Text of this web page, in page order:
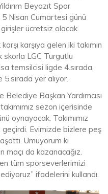
Beyazıt Spor
Nisan Cumartesi günü
ücretsiz olacak.
karşıya gelen iki takımın
skorla LGC Turgutlu
temsilcisi ligde 4.sırada,
yer alıyor.
Başkan Yardımcısı
sezon içerisinde
oynayacak. Takımımız
Evimizde bizlere peş
Umuyorum ki
maçı da kazanacağız.
tüm sporseverlerimizi
ifadelerini kullandı.